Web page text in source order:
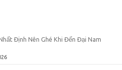
Định Nên Ghé Khi Đến Đại Nam